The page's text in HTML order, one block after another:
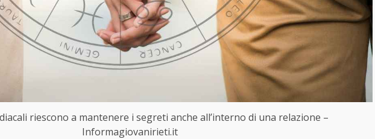
riescono a mantenere i segreti anche all’interno di una relazione –
Informagiovanirieti.it